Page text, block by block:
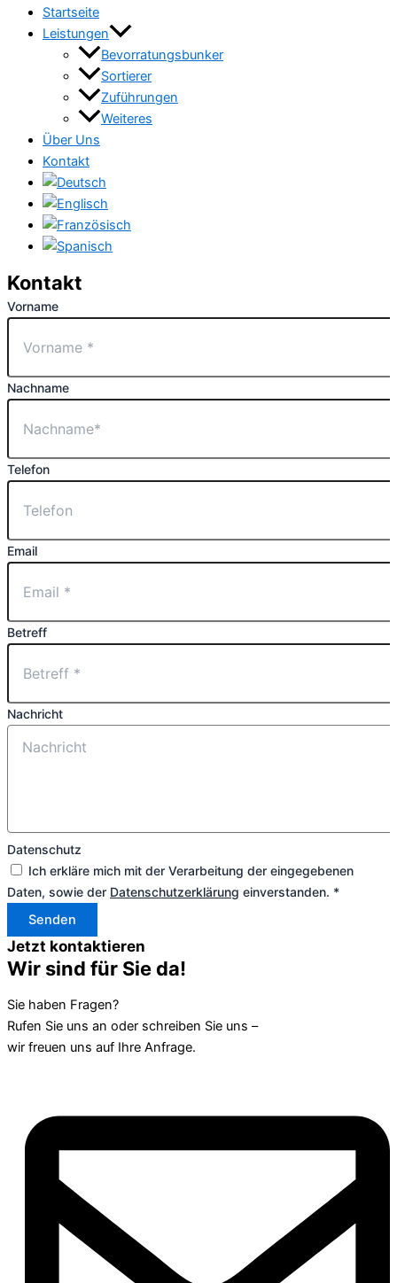
Startseite
Leistungen
Bevorratungsbunker
Sortierer
Zuführungen
Weiteres
Über Uns
Kontakt
Kontakt
Vorname
Nachname
Telefon
Email
Betreff
Nachricht
Datenschutz
Ich erkläre mich mit der Verarbeitung der eingegebenen
Daten, sowie der Datenschutzerklärung einverstanden. *
Senden
Jetzt kontaktieren
Wir sind für Sie da!
Sie haben Fragen?
Rufen Sie uns an oder schreiben Sie uns –
wir freuen uns auf Ihre Anfrage.